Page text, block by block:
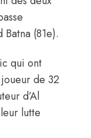
(81e).
qui ont
de 32
d’Al
lutte